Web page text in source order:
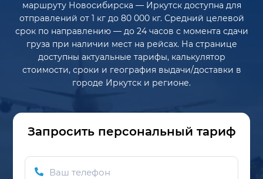
маршруту Новосибирска — Иркутск доступна для
отправлений от 1 кг до 80 000 кг. Средний целевой
срок по направлению — до 24 часов с момента сдачи
груза при наличии мест на рейсах. На странице
доступны актуальные тарифы, калькулятор
стоимости, сроки и география выдачи/доставки в
городе Иркутск и регионе.
Запросить персональный тариф
Ваш телефон